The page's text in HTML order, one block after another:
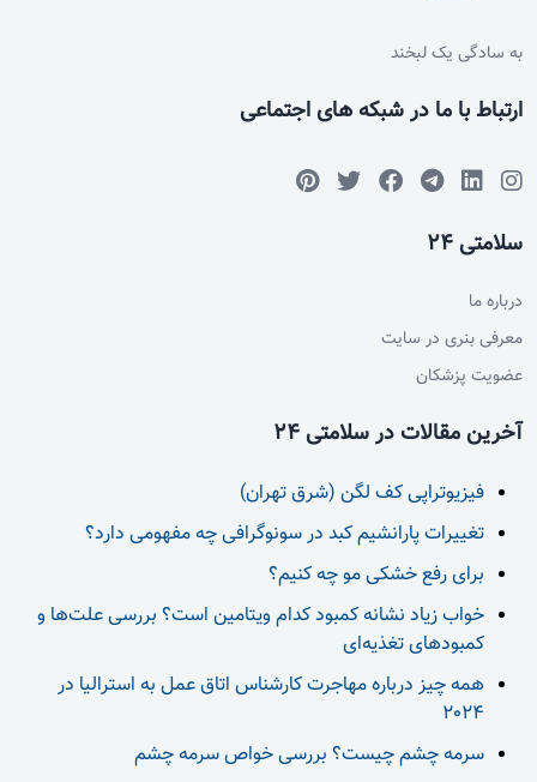
به سادگی یک لبخند
ارتباط با ما در شبکه های اجتماعی
سلامتی 24
درباره ما
معرفی بنری در سایت
عضویت پزشکان
آخرین مقالات در سلامتی 24
فیزیوتراپی کف لگن (شرق تهران)
تغییرات پارانشیم کبد در سونوگرافی چه مفهومی دارد؟
برای رفع خشکی مو چه کنیم؟
خواب زیاد نشانه کمبود کدام ویتامین است؟ بررسی علت‌ها و
کمبودهای تغذیه‌ای
همه چیز درباره مهاجرت کارشناس اتاق عمل به استرالیا در
2024
سرمه چشم چیست؟ بررسی خواص سرمه چشم